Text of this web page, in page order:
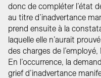
donc de compléter l’état
au titre d’inadvertance
prend ensuite à la
laquelle elle n’aurait
des charges de
En l’occurrence, la
grief d’inadvertance